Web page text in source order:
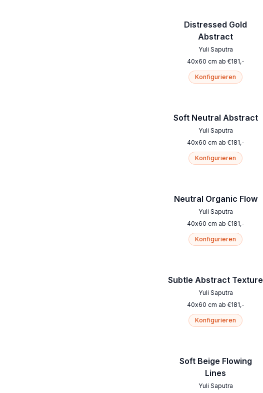
Distressed Gold
Abstract
Yuli Saputra
40x60 cm ab €181,-
Konfigurieren
Soft Neutral Abstract
Yuli Saputra
40x60 cm ab €181,-
Konfigurieren
Neutral Organic Flow
Yuli Saputra
40x60 cm ab €181,-
Konfigurieren
Subtle Abstract Texture
Yuli Saputra
40x60 cm ab €181,-
Konfigurieren
Soft Beige Flowing
Lines
Yuli Saputra